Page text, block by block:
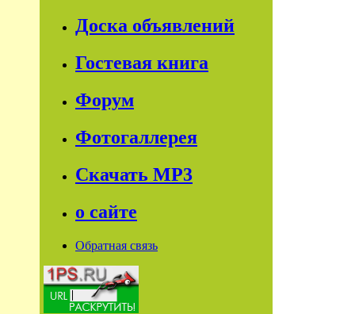
Доска объявлений
Гостевая книга
Форум
Фотогаллерея
Скачать МР3
о сайте
Обратная связь